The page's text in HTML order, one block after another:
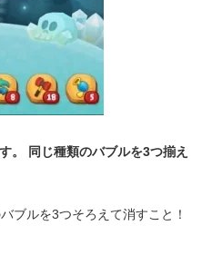
。 同じ種類のバブルを3つ揃え
ブルを3つそろえて消すこと！